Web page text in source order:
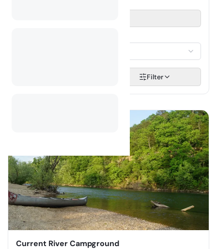
Filter
Current River Campground